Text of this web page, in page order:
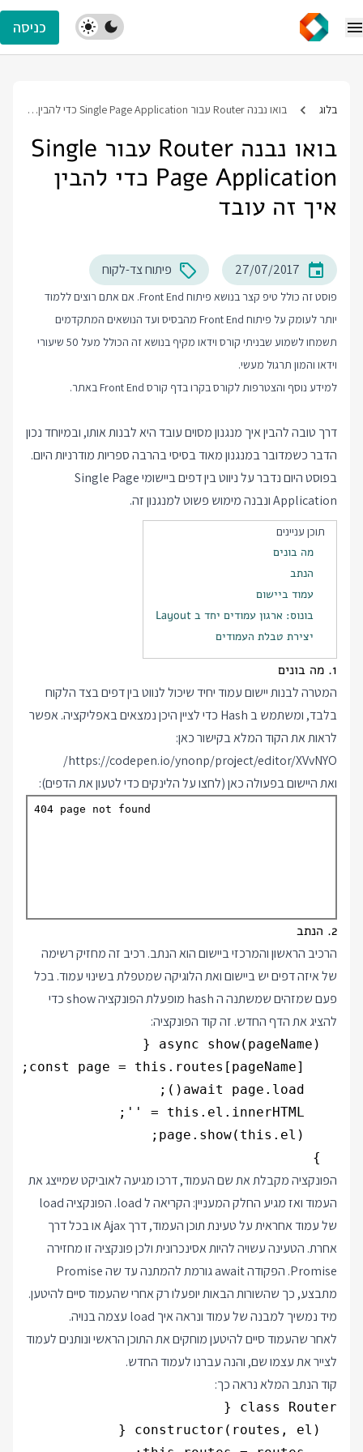
כניסה
בלוג בואו נבנה Router עבור Single Page Application כדי להבין איך זה עובד
בואו נבנה Router עבור Single
Page Application כדי להבין
איך זה עובד
27/07/2017 פיתוח צד-לקוח
פוסט זה כולל טיפ קצר בנושא פיתוח Front End. אם אתם רוצים ללמוד
יותר לעומק על פיתוח Front End מהבסיס ועד הנושאים המתקדמים
תשמחו לשמוע שבניתי קורס וידאו מקיף בנושא זה הכולל מעל 50 שיעורי
וידאו והמון תרגול מעשי.
למידע נוסף והצטרפות לקורס בקרו בדף קורס Front End באתר.
דרך טובה להבין איך מנגנון מסוים עובד היא לבנות אותו, ובמיוחד נכון
הדבר כשמדובר במנגנון מאוד בסיסי בהרבה ספריות מודרניות היום.
בפוסט היום נדבר על ניווט בין דפים ביישומי Single Page
Application ונבנה מימוש פשוט למנגנון זה.
תוכן עניינים
מה בונים
הנתב
עמוד ביישום
בונוס: ארגון עמודים יחד ב Layout
יצירת טבלת העמודים
1. מה בונים
המטרה לבנות יישום עמוד יחיד שיכול לנווט בין דפים בצד הלקוח
בלבד, ומשתמש ב Hash כדי לציין היכן נמצאים באפליקציה. אפשר
לראות את הקוד המלא בקישור כאן:
https://codepen.io/ynonp/project/editor/XVvNYO/
ואת היישום בפעולה כאן (לחצו על הלינקים כדי לטעון את הדפים):
2. הנתב
הרכיב הראשון והמרכזי ביישום הוא הנתב. רכיב זה מחזיק רשימה
של איזה דפים יש ביישום ואת הלוגיקה שמטפלת בשינוי עמוד. בכל
פעם שמזהים שמשתנה ה hash מופעלת הפונקציה show כדי
להציג את הדף החדש. זה קוד הפונקציה:
  }
הפונקציה מקבלת את שם העמוד, דרכו מגיעה לאוביקט שמייצג את
העמוד ואז מגיע החלק המעניין: הקריאה ל load. הפונקציה load
של עמוד אחראית על טעינת תוכן העמוד, דרך Ajax או בכל דרך
אחרת. הטעינה עשויה להיות אסינכרונית ולכן פונקציה זו מחזירה
Promise. הפקודה await גורמת להמתנה עד שה Promise
מתבצע, כך שהשורות הבאות יופעלו רק אחרי שהעמוד סיים להיטען.
מיד נמשיך למבנה של עמוד ונראה איך load עצמה בנויה.
לאחר שהעמוד סיים להיטען מוחקים את התוכן הראשי ונותנים לעמוד
לצייר את עצמו שם, והנה עברנו לעמוד החדש.
קוד הנתב המלא נראה כך: